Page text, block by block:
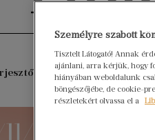
Gyerekkönyvek
Személyre szabott
Tisztelt Látogató! Annak
ajánlani, arra kérjük, hogy
hiányában weboldalunk
böngészőjébe, de cookie-
részletekért olvassa el a